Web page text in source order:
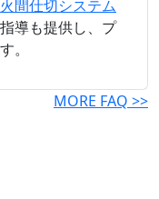
間仕切システム
導も提供し、プ
。
MORE FAQ >>